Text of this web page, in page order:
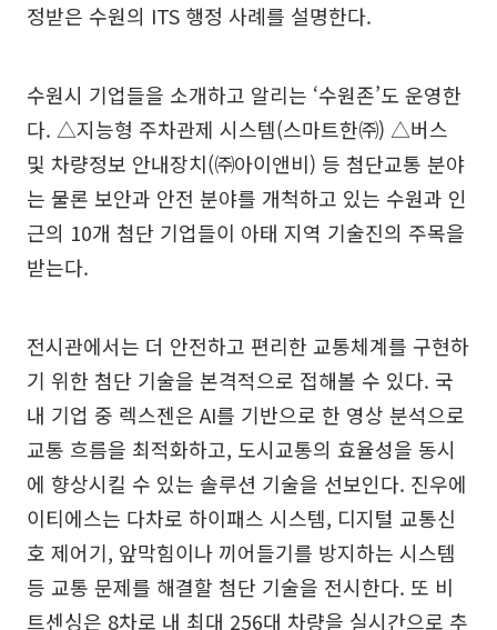
정받은 수원의 ITS 행정 사례를 설명한다.
수원시 기업들을 소개하고 알리는 ‘수원존’도 운영한
다. △지능형 주차관제 시스템(스마트한㈜) △버스
및 차량정보 안내장치(㈜아이앤비) 등 첨단교통 분야
는 물론 보안과 안전 분야를 개척하고 있는 수원과 인
근의 10개 첨단 기업들이 아태 지역 기술진의 주목을
받는다.
전시관에서는 더 안전하고 편리한 교통체계를 구현하
기 위한 첨단 기술을 본격적으로 접해볼 수 있다. 국
내 기업 중 렉스젠은 AI를 기반으로 한 영상 분석으로
교통 흐름을 최적화하고, 도시교통의 효율성을 동시
에 향상시킬 수 있는 솔루션 기술을 선보인다. 진우에
이티에스는 다차로 하이패스 시스템, 디지털 교통신
호 제어기, 앞막힘이나 끼어들기를 방지하는 시스템
등 교통 문제를 해결할 첨단 기술을 전시한다. 또 비
트센싱은 8차로 내 최대 256대 차량을 실시간으로 추